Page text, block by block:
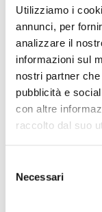
Utilizziamo i
annunci, per
analizzare il
informazioni sul
nostri partner
pubblicità e
con altre
raccolto dal suo
delNecessari